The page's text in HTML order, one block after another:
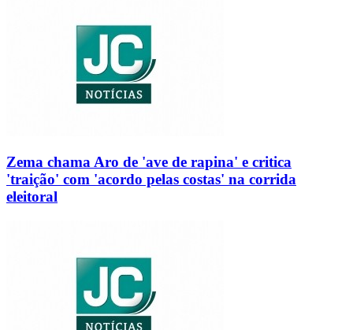
Zema chama Aro de 'ave de rapina' e critica
'traição' com 'acordo pelas costas' na corrida
eleitoral